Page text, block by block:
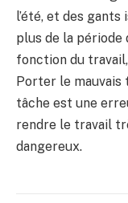
l’été, et des gants
plus de la période
fonction du
Porter le mauvais
tâche est une
rendre le travail
dangereux.